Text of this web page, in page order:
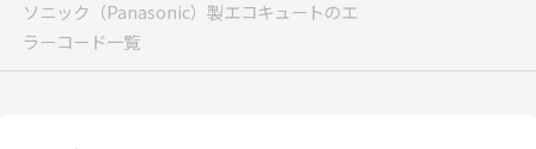
お役立ち情報
ソニック（Panasonic）製エコキュートのエ
ラーコード一覧